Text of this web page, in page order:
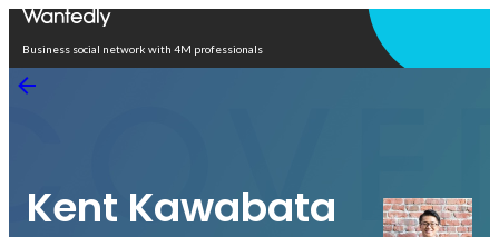
Business social network with 4M professionals
Kent Kawabata